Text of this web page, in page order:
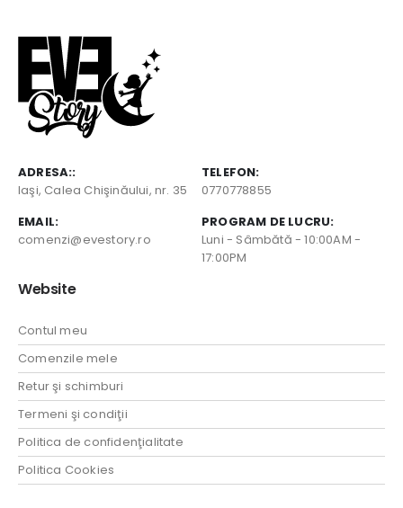
ADRESA::
Iaşi, Calea Chişinăului, nr. 35
TELEFON:
0770778855
EMAIL:
comenzi@evestory.ro
PROGRAM DE LUCRU:
Luni - Sâmbătă - 10:00AM -
17:00PM
Website
Contul meu
Comenzile mele
Retur şi schimburi
Termeni şi condiţii
Politica de confidenţialitate
Politica Cookies